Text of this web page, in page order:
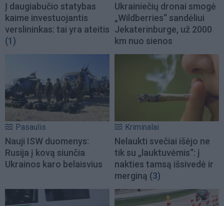
Į daugiabučio statybas
kaime investuojantis
verslininkas: tai yra ateitis
(1)
Ukrainiečių dronai smogė
„Wildberries“ sandėliui
Jekaterinburge, už 2000
km nuo sienos
Pasaulis
Nauji ISW duomenys:
Rusija į kovą siunčia
Ukrainos karo belaisvius
Kriminalai
Nelaukti svečiai išėjo ne
tik su „lauktuvėmis“: į
nakties tamsą išsivedė ir
merginą (3)